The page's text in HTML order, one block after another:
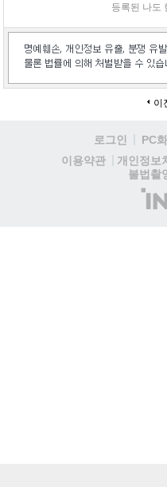
등록된 나도
이
로그인 PC
이용약관
개인정보
불법촬